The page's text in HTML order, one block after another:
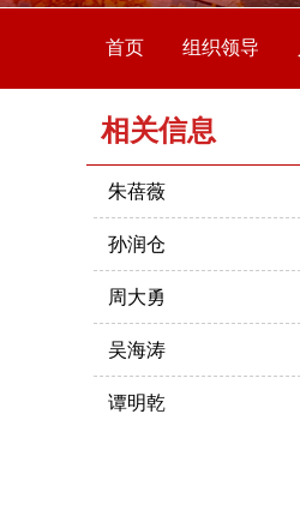
首页 组织领导
相关信息
朱蓓薇
孙润仓
周大勇
吴海涛
谭明乾